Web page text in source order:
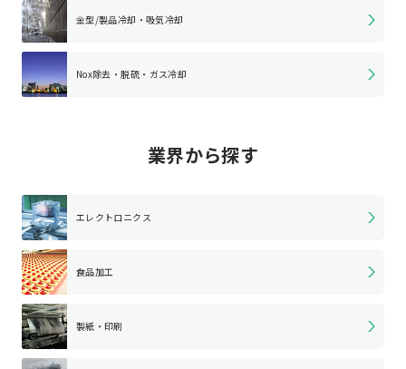
金型/製品冷却・吸気冷却
Nox除去・脱硫・ ガス冷却
業界から探す
エレクトロニクス
食品加工
製紙・印刷